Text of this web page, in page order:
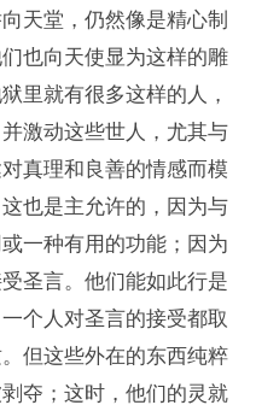
天堂，仍然像是精心制
也向天使显为这样的雕
里就有很多这样的人，
激动这些世人，尤其与
真理和良善的情感而模
也是主允许的，因为与
一种有用的功能；因为
圣言。他们能如此行是
个人对圣言的接受都取
但这些外在的东西纯粹
夺；这时，他们的灵就